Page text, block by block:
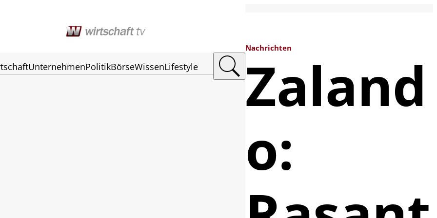
UnternehmenPolitikBörseWissenLifestyle
Nachrichten
Zaland
o: